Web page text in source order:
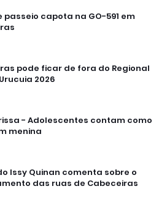
passeio capota na GO-591 em
pode ficar de fora do Regional
2026
- Adolescentes contam como
menina
Issy Quinan comenta sobre o
das ruas de Cabeceiras